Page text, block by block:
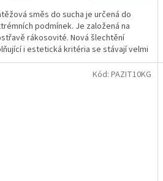
směs do sucha je určená do
podmínek. Je založená na
rákosovité. Nová šlechtění
i estetická kritéria se stávají velmi
a často...
Kód: PAZIT10KG